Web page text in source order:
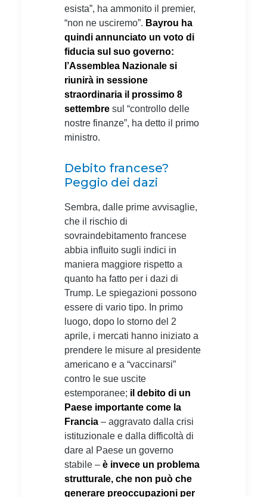
esista”, ha ammonito il premier,
“non ne usciremo”. Bayrou ha
quindi annunciato un voto di
fiducia sul suo governo:
l’Assemblea Nazionale si
riunirà in sessione
straordinaria il prossimo 8
settembre sul “controllo delle
nostre finanze”, ha detto il primo
ministro.
Debito francese?
Peggio dei dazi
Sembra, dalle prime avvisaglie,
che il rischio di
sovraindebitamento francese
abbia influito sugli indici in
maniera maggiore rispetto a
quanto ha fatto per i dazi di
Trump. Le spiegazioni possono
essere di vario tipo. In primo
luogo, dopo lo storno del 2
aprile, i mercati hanno iniziato a
prendere le misure al presidente
americano e a “vaccinarsi”
contro le sue uscite
estemporanee; il debito di un
Paese importante come la
Francia – aggravato dalla crisi
istituzionale e dalla difficoltà di
dare al Paese un governo
stabile – è invece un problema
strutturale, che non può che
generare preoccupazioni per